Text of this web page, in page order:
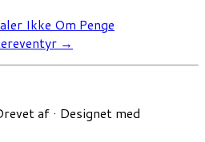
Ikke Om Penge
→
af · Designet med